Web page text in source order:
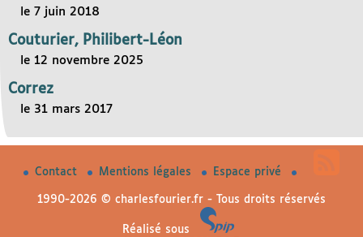
le 7 juin 2018
Couturier, Philibert-Léon
le 12 novembre 2025
Correz
le 31 mars 2017
Contact Mentions légales Espace privé
1990-2026 © charlesfourier.fr - Tous droits réservés
Réalisé sous